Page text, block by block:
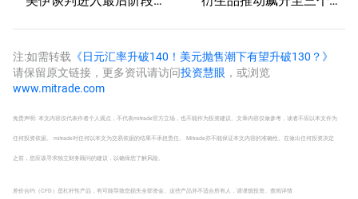
业绩优于预期！
注:如需转载 《日元汇率升破140！美元抛售潮下有望升破130？》
请保留原文链接，更多资讯请访问投资慧眼 ，或浏览
www.mitrade.com
免责声明: 本文内容仅代表作者个人观点，不代表mitrade官方立场，也不能作为投资建议。文章内容仅做参考，读者不应以本文作为
任何投资依据。 mitrade对任何以本文为交易依据的结果不承担责任。 Mitrade亦不能保证本文内容的准确性。在做出任何投资决定
之前，您应该寻求独立财务顾问的建议，以确保您了解风险。
差价合约（CFD）是杠杆性产品，有可能导致您损失全部资金。这些产品并不适合所有人，请谨慎投资。 查阅详情